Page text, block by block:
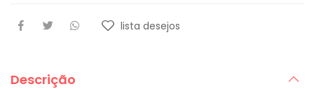
lista desejos
Descrição